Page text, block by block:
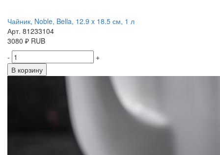
Чайник, Noble, Bella, 12.9 x 18.5 см, 1 л
Арт. 81233104
3080 ₽ RUB
-
+
В корзину